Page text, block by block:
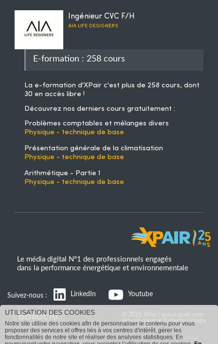
Ingénieur CVC F/H
AIA LIFE DESIGNERS
E-formation : 258 cours
La e-formation d'XPair c'est plus de 258 cours, dont
30 en accès libre !
Découvrez nos derniers cours gratuitement :
Problèmes comptables et mélanges divers
Physique - technique de base
Présentation générale de la climatisation
Physique - technique de base
Arithmétique - Partie 1
Physique - technique de base
Le média digital N°1 des professionnels engagés
dans la performance énergétique et environnementale
Suivez-nous : LinkedIn Youtube
est une marque Batiactu Groupe
UTILISATION DES COOKIES
Notre site utilise des cookies afin de personnaliser le contenu pour vous
proposer des services et offres liés à vos centres d'intérêt, gérer les
fonctionnalités de notre site et réaliser des analyses statistiques. En